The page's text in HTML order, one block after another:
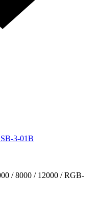
3-01В
/ 8000 / 12000 / RGB-